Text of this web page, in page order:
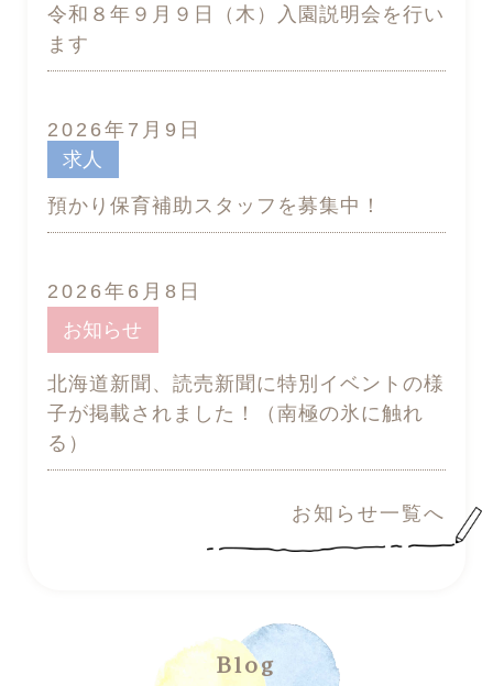
令和８年９月９日（木）入園説明会を行い
ます
2026年7月9日
求人
預かり保育補助スタッフを募集中！
2026年6月8日
お知らせ
北海道新聞、読売新聞に特別イベントの様
子が掲載されました！（南極の氷に触れ
る）
お知らせ一覧へ